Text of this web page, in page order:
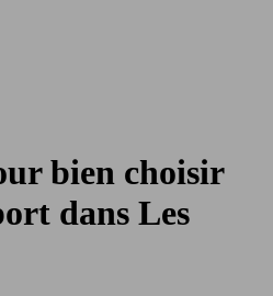
bien choisir
dans Les